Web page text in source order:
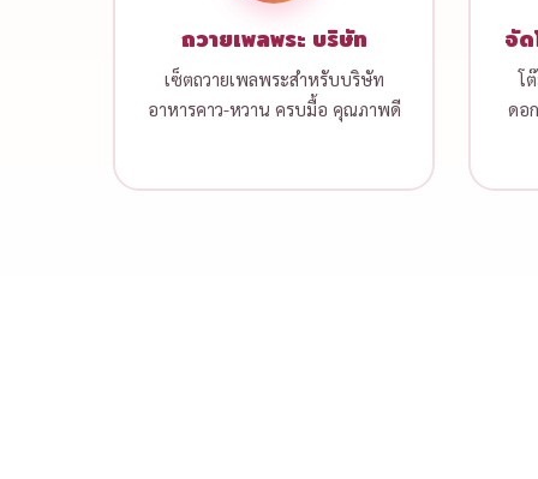
ถวายเพลพระ บริษัท
เซ็ตถวายเพลพระสำหรับบริษัท
อาหารคาว-หวาน ครบมื้อ คุณภาพดี
จั
โ
ดอ